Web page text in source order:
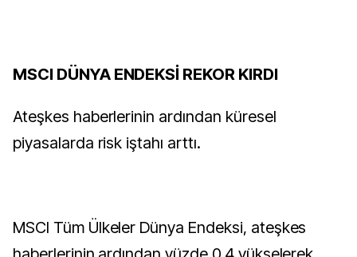
MSCI DÜNYA ENDEKSİ REKOR KIRDI
Ateşkes haberlerinin ardından küresel
piyasalarda risk iştahı arttı.
MSCI Tüm Ülkeler Dünya Endeksi, ateşkes